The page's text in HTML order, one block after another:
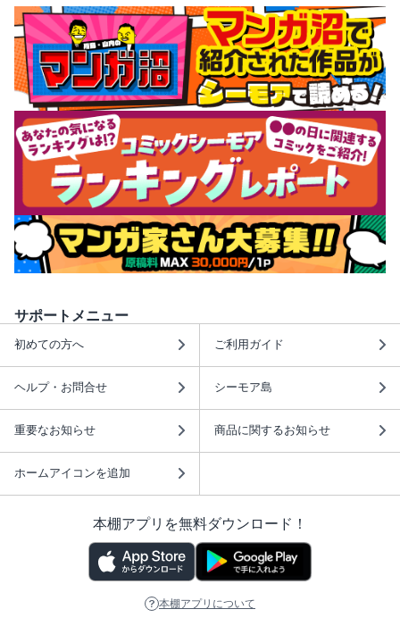
サポートメニュー
初めての方へ ご利用ガイド
ヘルプ・お問合せ シーモア島
重要なお知らせ 商品に関するお知らせ
ホームアイコンを追加
本棚アプリを無料ダウンロード！
本棚アプリについて